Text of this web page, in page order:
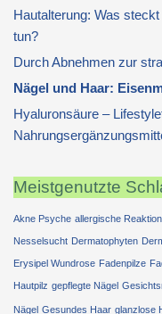
Hautalterung: Was
tun?
Durch Abnehmen zur
Nägel und Haar:
Hyaluronsäure –
Meistgenutzte
Akne Psyche allergische
Nesselsucht Dermatophyten
Erysipel Wundrose Fadenpilze
Hautpilz gepflegte Nägel
Nägel Gesundes Haar glanzlose